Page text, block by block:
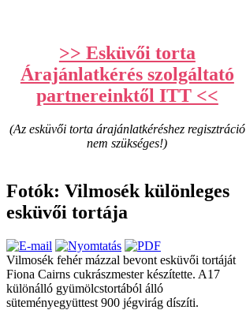
>> Esküvői torta
Árajánlatkérés szolgáltató
partnereinktől ITT <<
(Az esküvői torta árajánlatkéréshez regisztráció
nem szükséges!)
Fotók: Vilmosék különleges
esküvői tortája
Vilmosék fehér mázzal bevont esküvői tortáját
Fiona Cairns cukrászmester készítette. A17
különálló gyümölcstortából álló
süteményegyüttest 900 jégvirág díszíti.